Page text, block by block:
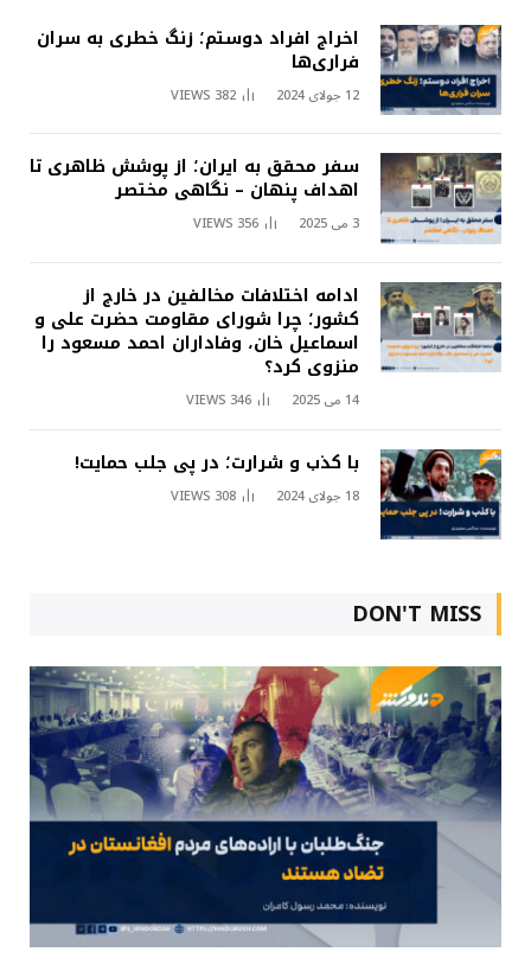
اخراج افراد دوستم؛ زنگ خطری به سران
فراری‌ها
12 جولای 2024 382
VIEWS
سفر محقق به ایران؛ از پوشش ظاهری تا
اهداف پنهان – نگاهی مختصر
3 می 2025 356
VIEWS
ادامه اختلافات مخالفین در خارج از
کشور؛ چرا شورای مقاومت حضرت علی و
اسماعیل خان، وفاداران احمد مسعود را
منزوی کرد؟
14 می 2025 346
VIEWS
با کذب و شرارت؛ در پی جلب حمایت!
18 جولای 2024 308
VIEWS
DON'T MISS